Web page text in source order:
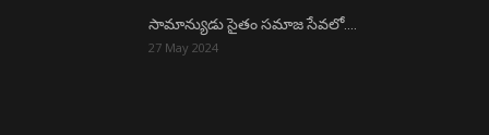
సామాన్యుడు సైతం సమాజ సేవలో….
27 May 2024